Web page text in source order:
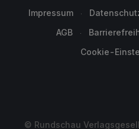
Impressum
AGB
Cookie-
© Rundschau